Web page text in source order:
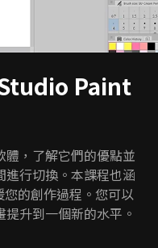
Paint
，了解它們的優點並
行切換。本課程也涵
的創作過程。您可以
升到一個新的水平。